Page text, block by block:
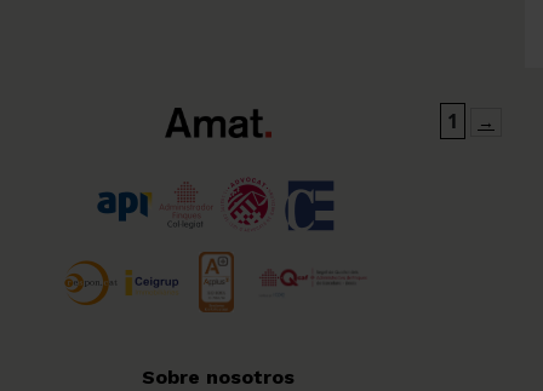
1 →
Sobre nosotros